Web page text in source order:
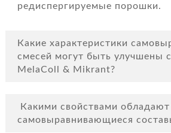
редиспергируемые порошки.
Какие характеристики
смесей могут быть улучшены
MelaColl & Mikrant?
Какими свойствами обладают
самовыравнивающиеся